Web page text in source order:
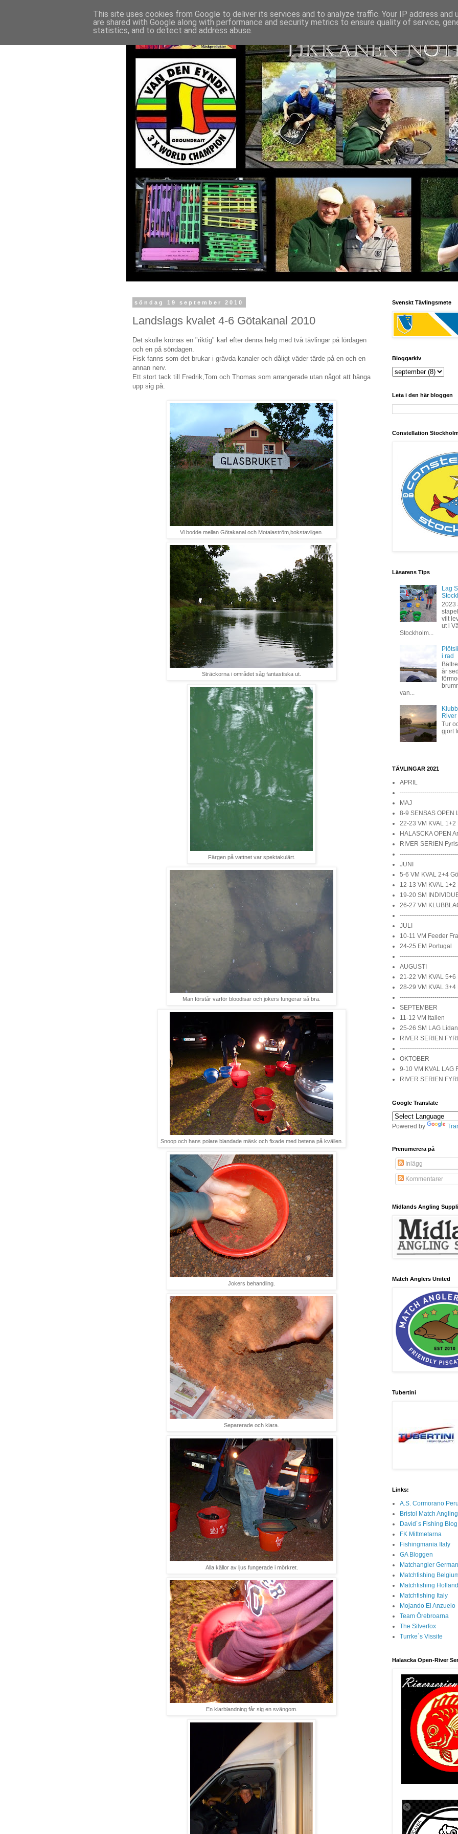
söndag 19 september 2010
Landslags kvalet 4-6 Götakanal 2010
Det skulle krönas en "riktig" karl efter denna helg med två tävlingar på lördagen
och en på söndagen.
Fisk fanns som det brukar i grävda kanaler och dåligt väder tärde på en och en
annan nerv.
Ett stort tack till Fredrik,Tom och Thomas som arrangerade utan något att hänga
upp sig på.
Vi bodde mellan Götakanal och Motalaström,bokstavligen.
Sträckorna i området såg fantastiska ut.
Färgen på vattnet var spektakulärt.
Man förstår varför bloodisar och jokers fungerar så bra.
Snoop och hans polare blandade mäsk och fixade med betena på kvällen.
Jokers behandling.
Separerade och klara.
Alla källor av ljus fungerade i mörkret.
En klarblandning får sig en svängom.
Svenskt Tävlingsmete
Bloggarkiv
Leta i den här bloggen
Constellation
Läsarens Tips
Lag
2023
vilt
ut i
Stockholm...
i rad
år
van...
River
Tur
gjort
TÄVLINGAR 2021
APRIL
MAJ
8-9 SENSAS OPEN
22-23 VM KVAL 1+2
HALASCKA OPEN
RIVER SERIEN
JUNI
5-6 VM KVAL 2+4
12-13 VM KVAL
19-20 SM
26-27 VM
JULI
10-11 VM Feeder
24-25 EM Portugal
AUGUSTI
21-22 VM KVAL
28-29 VM KVAL
SEPTEMBER
11-12 VM Italien
25-26 SM LAG Lidan
RIVER SERIEN
OKTOBER
9-10 VM KVAL LAG
RIVER SERIEN
Google Translate
Powered by
Prenumerera på
Inlägg
Kommentarer
Midlands Angling
Match Anglers United
Tubertini
Links:
A.S. Cormorano
Bristol Match
David´s Fishing Blog
FK Mittmetarna
Fishingmania Italy
GA Bloggen
Matchangler
Matchfishing
Matchfishing Holland
Matchfishing Italy
Mojando El Anzuelo
Team Örebroarna
The Silverfox
Turrke´s Vissite
Halascka Open-River
This site uses cookies from Google to deliver its services and to analyze traffic. Your IP address and
are shared with Google along with performance and security metrics to ensure quality of service,
statistics, and to detect and address abuse.